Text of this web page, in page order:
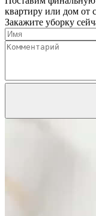
квартиру или дом от
Закажите уборку